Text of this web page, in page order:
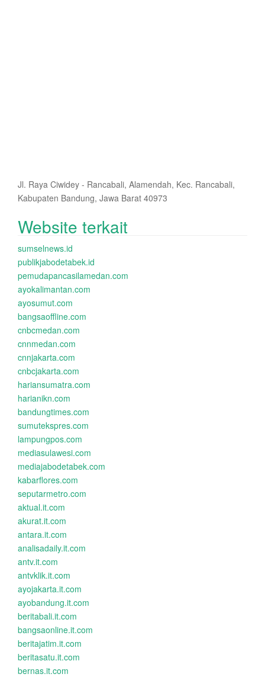
Jl. Raya Ciwidey - Rancabali, Alamendah, Kec. Rancabali,
Kabupaten Bandung, Jawa Barat 40973
Website terkait
sumselnews.id
publikjabodetabek.id
pemudapancasilamedan.com
ayokalimantan.com
ayosumut.com
bangsaoffline.com
cnbcmedan.com
cnnmedan.com
cnnjakarta.com
cnbcjakarta.com
hariansumatra.com
harianikn.com
bandungtimes.com
sumutekspres.com
lampungpos.com
mediasulawesi.com
mediajabodetabek.com
kabarflores.com
seputarmetro.com
aktual.it.com
akurat.it.com
antara.it.com
analisadaily.it.com
antv.it.com
antvklik.it.com
ayojakarta.it.com
ayobandung.it.com
beritabali.it.com
bangsaonline.it.com
beritajatim.it.com
beritasatu.it.com
bernas.it.com